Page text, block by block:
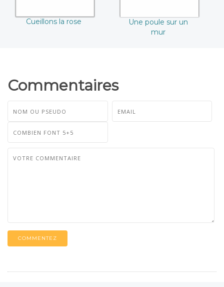
Cueillons la rose
Une poule sur un
mur
Commentaires
COMMENTEZ